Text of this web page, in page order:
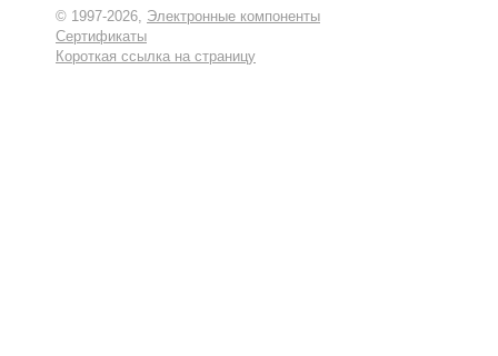
© 1997-2026, Электронные компоненты
Сертификаты
Короткая ссылка на страницу